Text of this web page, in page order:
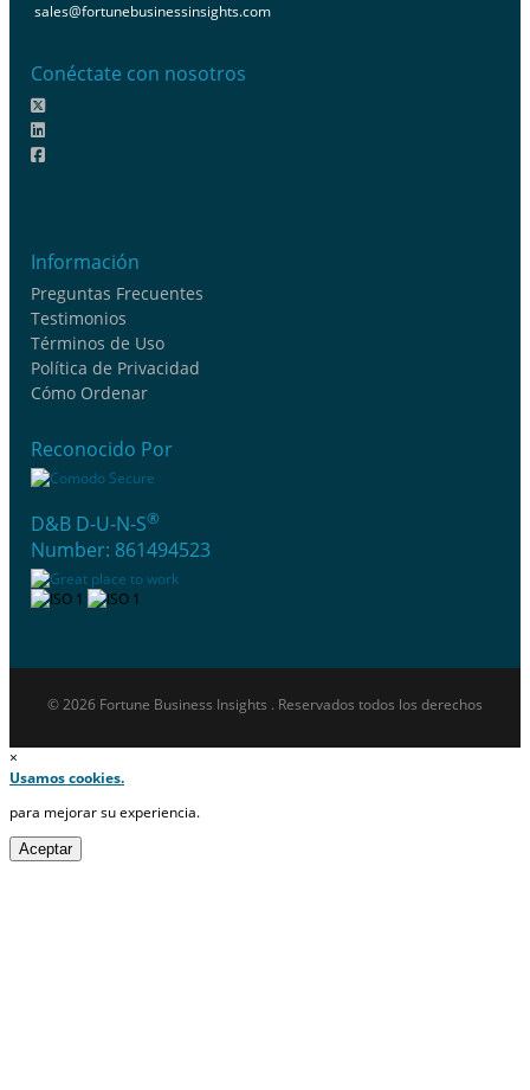
sales@fortunebusinessinsights.com
Conéctate con nosotros
Información
Preguntas Frecuentes
Testimonios
Términos de Uso
Política de Privacidad
Cómo Ordenar
Reconocido Por
D&B D-U-N-S®
Number: 861494523
© 2026 Fortune Business Insights . Reservados todos los derechos
×
Usamos cookies.
para mejorar su experiencia.
Aceptar